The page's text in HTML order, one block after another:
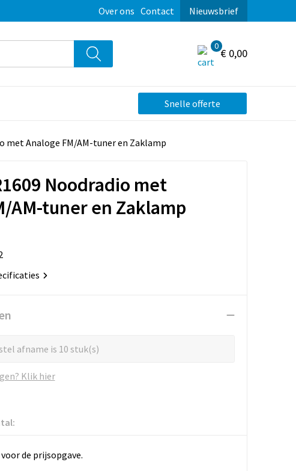
Over ons Contact Nieuwsbrief
0
€ 0,00
Snelle offerte
met Analoge FM/AM-tuner en Zaklamp
Noodradio met
AM-tuner en Zaklamp
afname is 10 stuk(s)
Klik hier
de prijsopgave.